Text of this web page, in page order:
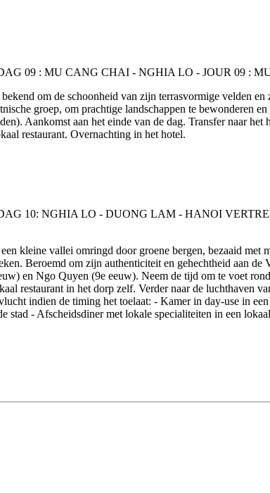
om de schoonheid van zijn terrasvormige velden
groep, om prachtige landschappen te bewonderen
Aankomst aan het einde van de dag. Transfer naar het
restaurant. Overnachting in het hotel.
kleine vallei omringd door groene bergen, bezaaid met
Beroemd om zijn authenticiteit en gehechtheid aan de
en Ngo Quyen (9e eeuw). Neem de tijd om te voet
restaurant in het dorp zelf. Verder naar de luchthaven
indien de timing het toelaat: - Kamer in day-use in
stad - Afscheidsdiner met lokale specialiteiten in een